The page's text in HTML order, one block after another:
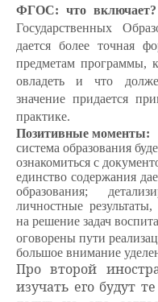
ФГОС: что включает?
Государственных
дается более точная
предметам программы,
овладеть и что
значение придается
практике.
Позитивные моменты:
система образования
ознакомиться с
единство содержания
образования;
личностные
на решение задач
оговорены пути
большое внимание
Про второй
изучать его будут